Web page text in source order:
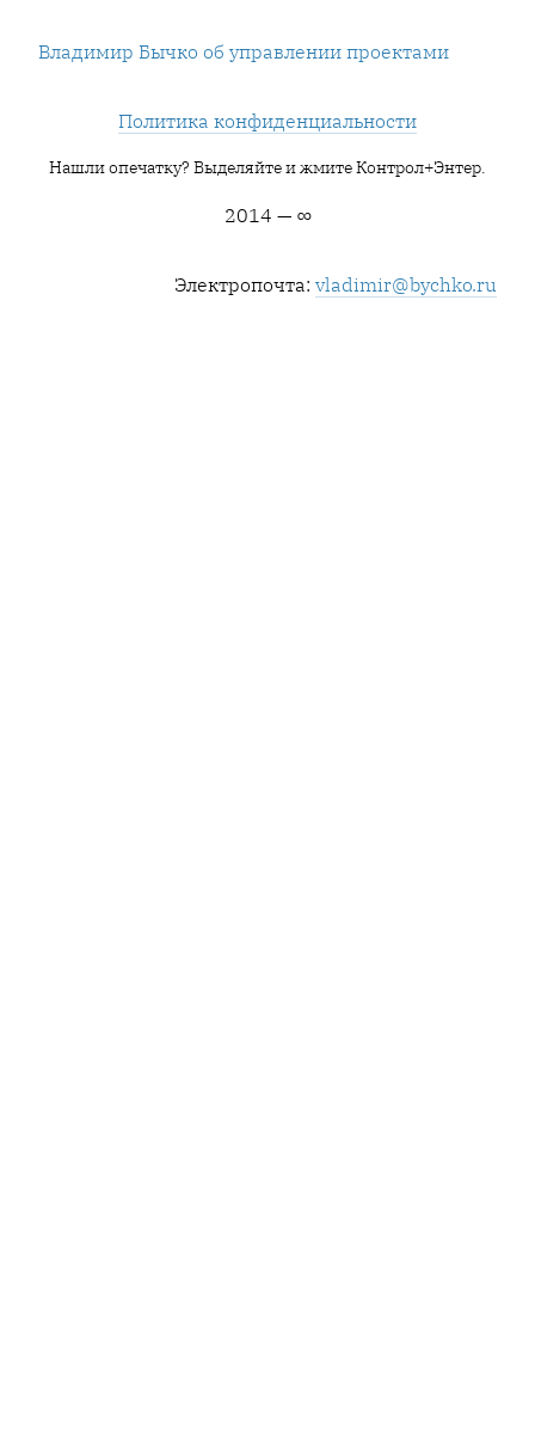
Владимир Бычко об управлении проектами
Политика конфиденциальности
Нашли опечатку? Выделяйте и жмите Контрол+Энтер.
2014 — ∞
Электропочта: vladimir@bychko.ru